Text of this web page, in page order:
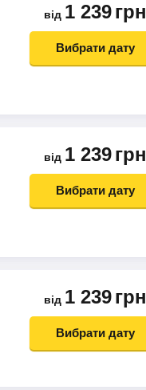
від 1 239грн
Вибрати дату
від 1 239грн
Вибрати дату
від 1 239грн
Вибрати дату